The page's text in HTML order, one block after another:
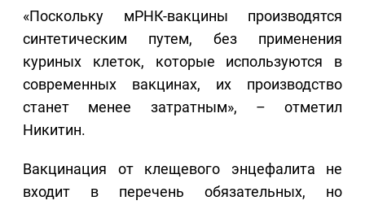
«Поскольку мРНК-вакцины производятся
синтетическим путем, без применения
куриных клеток, которые используются в
современных вакцинах, их производство
станет менее затратным», – отметил
Никитин.
Вакцинация от клещевого энцефалита не
входит в перечень обязательных, но